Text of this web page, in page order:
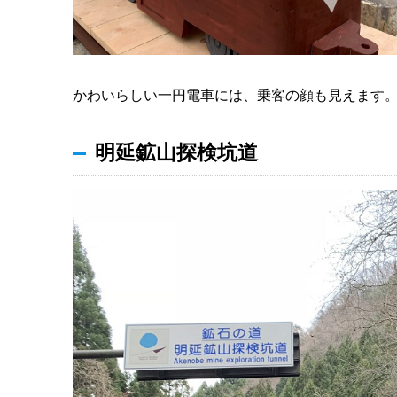
かわいらしい一円電車には、乗客の顔も見えます
明延鉱山探検坑道